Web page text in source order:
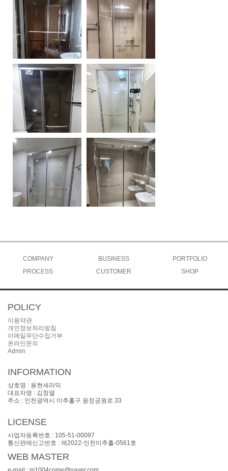
COMPANY
인사말
BUSINESS
제품종류
PORTFOLIO
시공사례
PROCESS
CUSTOMER
SHOP
POLICY
이용약관
개인정보처리방침
이메일무단수집거부
온라인문의
Admin
INFORMATION
상호명 : 용현세라믹
대표자명 : 김창열
주소 : 인천광역시 미추홀구 용정공원로 33
LICENSE
사업자등록번호 : 105-51-00097
통신판매신고번호 : 제2022-인천미추홀-0561호
WEB MASTER